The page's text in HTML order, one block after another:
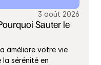
3 août 2026
Sauter le
améliore votre vie
sérénité en